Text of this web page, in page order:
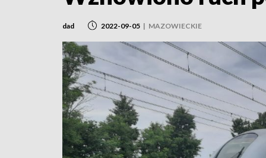
dad 2022-09-05 | MAZOWIECKIE